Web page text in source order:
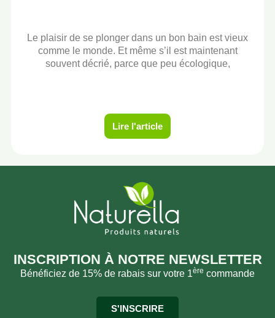
Le plaisir de se plonger dans un bon bain est vieux
comme le monde. Et même s’il est maintenant
souvent décrié, parce que peu écologique,
Lire l'article
INSCRIPTION À NOTRE NEWSLETTER
Bénéficiez de 15% de rabais sur votre 1ère commande
S'INSCRIRE